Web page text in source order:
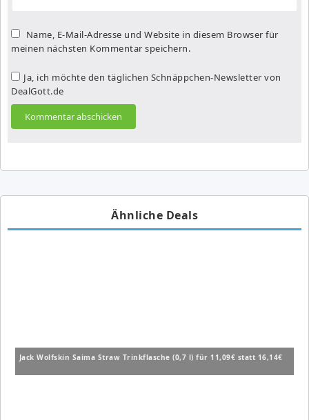
Name, E-Mail-Adresse und Website in diesem Browser für
meinen nächsten Kommentar speichern.
Ja, ich möchte den täglichen Schnäppchen-Newsletter von
DealGott.de
Ähnliche Deals
Jack Wolfskin Saima Straw Trinkflasche (0,7 l) für 11,09€ statt 16,14€